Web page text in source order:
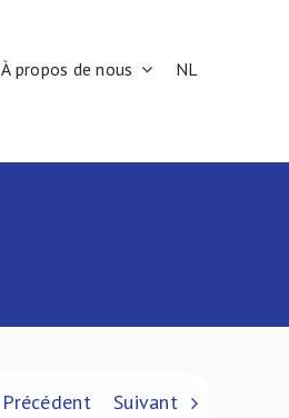
À propos de nous NL
Précédent Suivant